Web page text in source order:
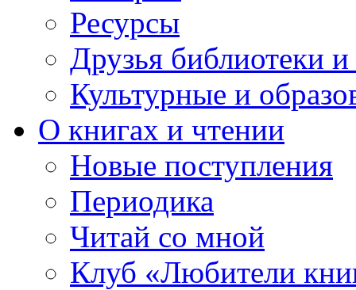
Ресурсы
Друзья библиотеки
Культурные и
О книгах и чтении
Новые поступления
Периодика
Читай со мной
Клуб «Любители